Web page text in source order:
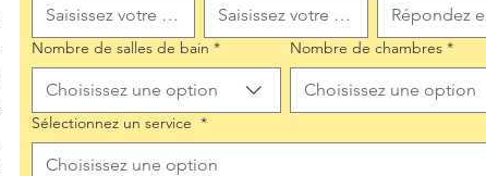
Nombre de salles de bain *
Choisissez une option
Nombre de chambres *
Choisissez une option
Sélectionnez un service *
Choisissez une option